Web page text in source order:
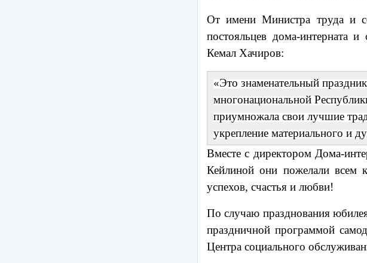
От имени Министра труда и
постояльцев дома-интерната и
Кемал Хачиров:
«Это знаменательный
многонациональной
приумножала свои лучшие
укрепление материального и
Вместе с директором Дома-
Кейлиной они пожелали всем
успехов, счастья и любви!
По случаю празднования
праздничной программой
Центра социального